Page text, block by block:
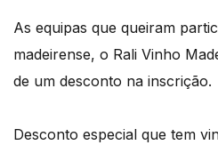
As equipas que queiram
madeirense, o Rali Vinho
de um desconto na inscrição.
Desconto especial que tem